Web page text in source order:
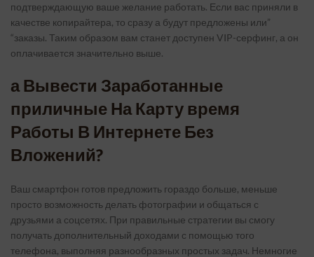
подтверждающую ваше желание работать. Если вас приняли в
качестве копирайтера, то сразу а будут предложены или”
“заказы. Таким образом вам станет доступен VIP-серфинг, а он
оплачивается значительно выше.
а Вывести Заработанные
приличные На Карту время
Работы В Интернете Без
Вложений?
Ваш смартфон готов предложить гораздо больше, меньше
просто возможность делать фотографии и общаться с
друзьями а соцсетях. При правильные стратегии вы смогу
получать дополнительный доходами с помощью того
телефона, выполняя разнообразных простых задач. Немногие